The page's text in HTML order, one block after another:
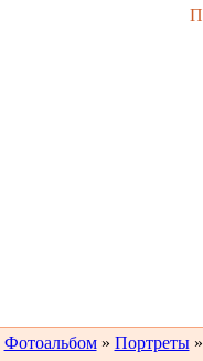
Фотоальбом» Портреты»